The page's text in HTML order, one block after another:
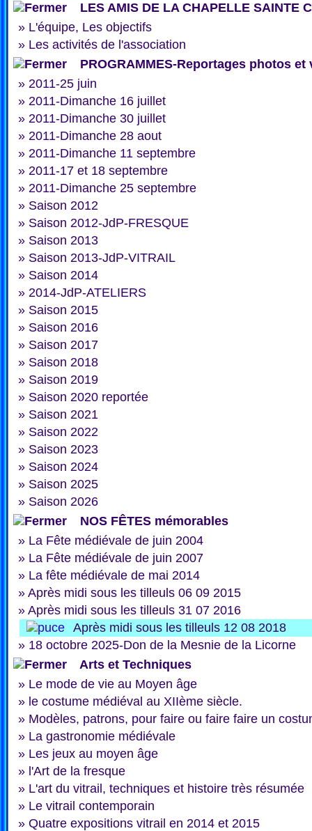
LES AMIS DE LA CHAPELLE SAINTE
» L'équipe, Les objectifs
» Les activités de l'association
PROGRAMMES-Reportages photos et
» 2011-25 juin
» 2011-Dimanche 16 juillet
» 2011-Dimanche 30 juillet
» 2011-Dimanche 28 aout
» 2011-Dimanche 11 septembre
» 2011-17 et 18 septembre
» 2011-Dimanche 25 septembre
» Saison 2012
» Saison 2012-JdP-FRESQUE
» Saison 2013
» Saison 2013-JdP-VITRAIL
» Saison 2014
» 2014-JdP-ATELIERS
» Saison 2015
» Saison 2016
» Saison 2017
» Saison 2018
» Saison 2019
» Saison 2020 reportée
» Saison 2021
» Saison 2022
» Saison 2023
» Saison 2024
» Saison 2025
» Saison 2026
NOS FÊTES mémorables
» La Fête médiévale de juin 2004
» La Fête médiévale de juin 2007
» La fête médiévale de mai 2014
» Après midi sous les tilleuls 06 09 2015
» Après midi sous les tilleuls 31 07 2016
Après midi sous les tilleuls 12 08 2018
» 18 octobre 2025-Don de la Mesnie de la Licorne
Arts et Techniques
» Le mode de vie au Moyen âge
» le costume médiéval au XIIème siècle.
» Modèles, patrons, pour faire ou faire faire un
» La gastronomie médiévale
» Les jeux au moyen âge
» l'Art de la fresque
» L'art du vitrail, techniques et histoire très résumée
» Le vitrail contemporain
» Quatre expositions vitrail en 2014 et 2015